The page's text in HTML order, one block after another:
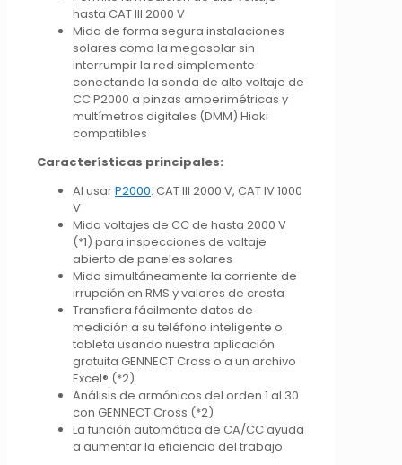
hasta CAT III 2000 V
Mida de forma segura instalaciones
solares como la megasolar sin
interrumpir la red simplemente
conectando la sonda de alto voltaje de
CC P2000 a pinzas amperimétricas y
multímetros digitales (DMM) Hioki
compatibles
Características principales:
Al usarP2000: CAT III 2000 V, CAT IV 1000
V
Mida voltajes de CC de hasta 2000 V
(*1) para inspecciones de voltaje
abierto de paneles solares
Mida simultáneamente la corriente de
irrupción en RMS y valores de cresta
Transfiera fácilmente datos de
medición a su teléfono inteligente o
tableta usando nuestra aplicación
gratuita GENNECT Cross o a un archivo
Excel® (*2)
Análisis de armónicos del orden 1 al 30
con GENNECT Cross (*2)
La función automática de CA/CC ayuda
a aumentar la eficiencia del trabajo